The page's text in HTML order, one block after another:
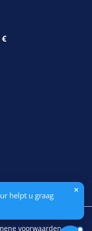
helpt u graag
voorwaarden